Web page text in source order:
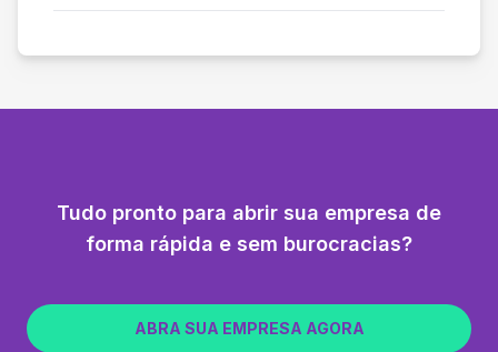
Tudo pronto para abrir sua empresa de
forma rápida e sem burocracias?
ABRA SUA EMPRESA AGORA